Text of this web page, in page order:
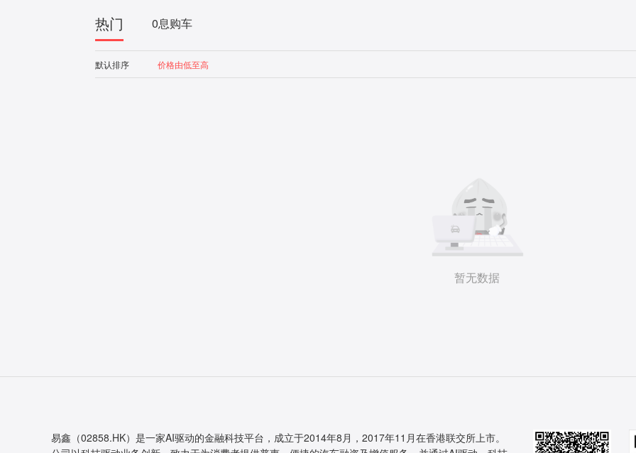
热门 0息购车
默认排序 价格由低至高
暂无数据
易鑫（02858.HK）是一家AI驱动的金融科技平台，成立于2014年8月，2017年11月在香港联交所上市。